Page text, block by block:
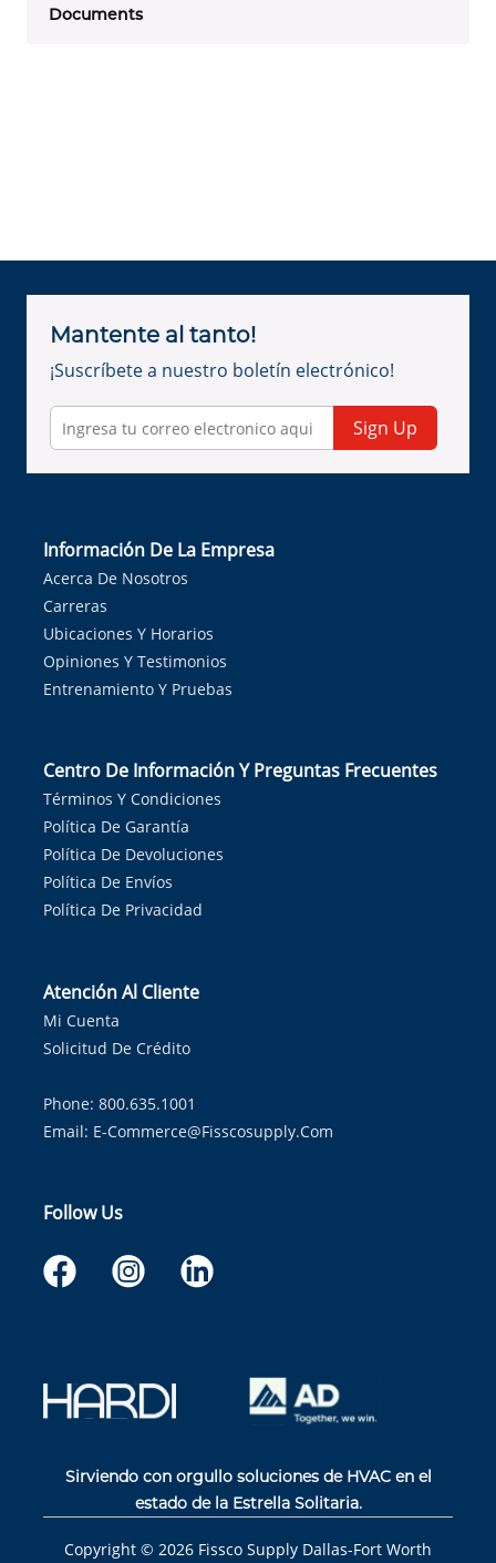
Documents
Mantente al tanto!
¡Suscríbete a nuestro boletín electrónico!
Sign Up
Información De La Empresa
Acerca De Nosotros
Carreras
Ubicaciones Y Horarios
Opiniones Y Testimonios
Entrenamiento Y Pruebas
Centro De Información Y Preguntas Frecuentes
Términos Y Condiciones
Política De Garantía
Política De Devoluciones
Política De Envíos
Política De Privacidad
Atención Al Cliente
Mi Cuenta
Solicitud De Crédito
Phone: 800.635.1001
Email: E-Commerce@fisscosupply.com
Follow Us
Sirviendo con orgullo soluciones de HVAC en el
estado de la Estrella Solitaria.
Copyright © 2026 Fissco Supply Dallas-Fort Worth